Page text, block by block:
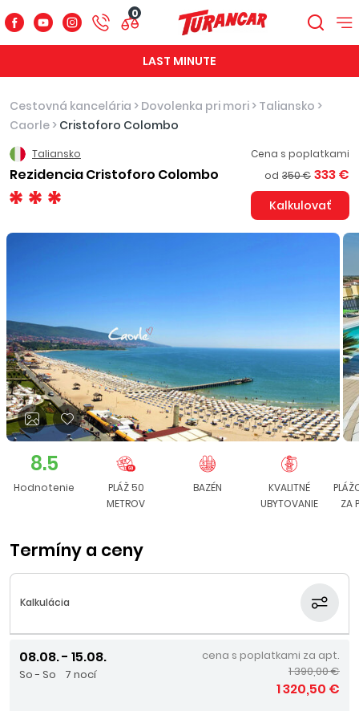
0
LAST MINUTE
Cestovná kancelária > Dovolenka pri mori > Taliansko >
Caorle > Cristoforo Colombo
Taliansko
Rezidencia Cristoforo Colombo
Cena s poplatkami
od 350 € 333 €
Kalkulovať
8.5
Hodnotenie
PLÁŽ 50
METROV
BAZÉN
KVALITNÉ
UBYTOVANIE
ZA
Termíny a ceny
Kalkulácia
08.08. - 15.08.
So - So 7 nocí
cena s poplatkami za apt.
1 390,00 €
1 320,50 €